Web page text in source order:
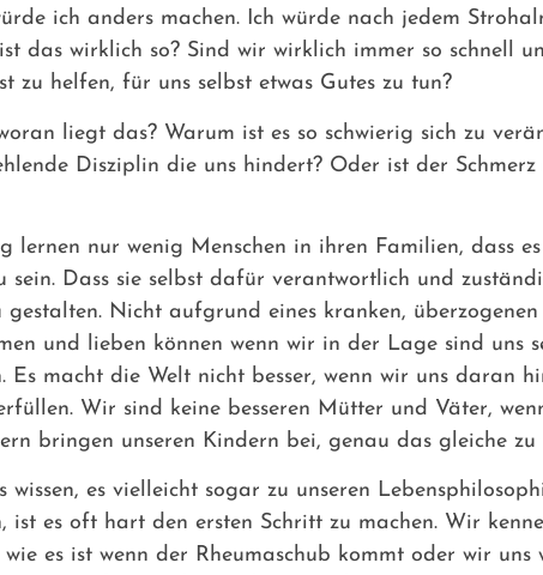
ich anders machen. Ich würde nach jedem
das wirklich so? Sind wir wirklich immer so schnell
zu helfen, für uns selbst etwas Gutes zu tun?
liegt das? Warum ist es so schwierig sich zu
Disziplin die uns hindert? Oder ist der
lernen nur wenig Menschen in ihren Familien, dass
sein. Dass sie selbst dafür verantwortlich und
gestalten. Nicht aufgrund eines kranken, überzogenen
und lieben können wenn wir in der Lage sind uns
Es macht die Welt nicht besser, wenn wir uns daran
Wir sind keine besseren Mütter und Väter,
bringen unseren Kindern bei, genau das gleiche zu
wissen, es vielleicht sogar zu unseren
ist es oft hart den ersten Schritt zu machen. Wir
wie es ist wenn der Rheumaschub kommt oder wir uns